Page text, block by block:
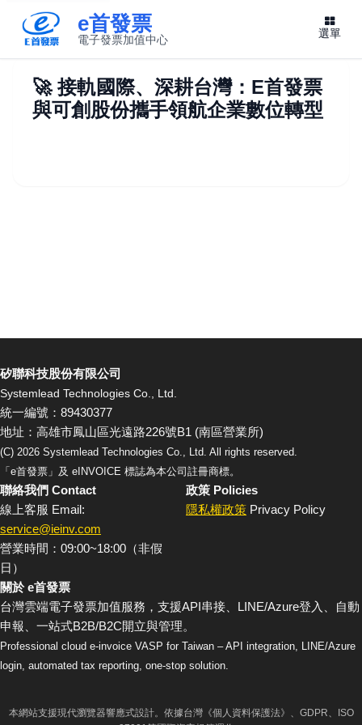
e首發票
電子發票加值中心 選單
🚀 接軌國際、深耕台灣：E首發票
與可創股份攜手領航企業數位轉型
矽聯科技股份有限公司
Systemlead Technologies Co., Ltd.
統一編號：89430377
地址：高雄市鳳山區光遠路226號B1 (南區營業所)
(C) 2026 Systemlead Technologies Co., Ltd. All rights reserved.
「e首發票」及 eINVOICE 標誌為本公司註冊商標。
聯絡我們 Contact
線上客服 Email:
service@ieinv.com
營業時間：09:00~18:00（非假
日）
政策 Policies
隱私權政策 Privacy Policy
關於 e首發票
台灣雲端電子發票加值服務，支援API串接、LINE/Azure登入、自動
申報、一站式B2B/B2C開立與管理。
Professional cloud e-invoice VASP for Taiwan – API integration, LINE/Azure
login, automated tax reporting, one-stop solution.
本網站支援現代瀏覽器響應式設計。依據台灣《個人資料保護法》、GDPR、ISO